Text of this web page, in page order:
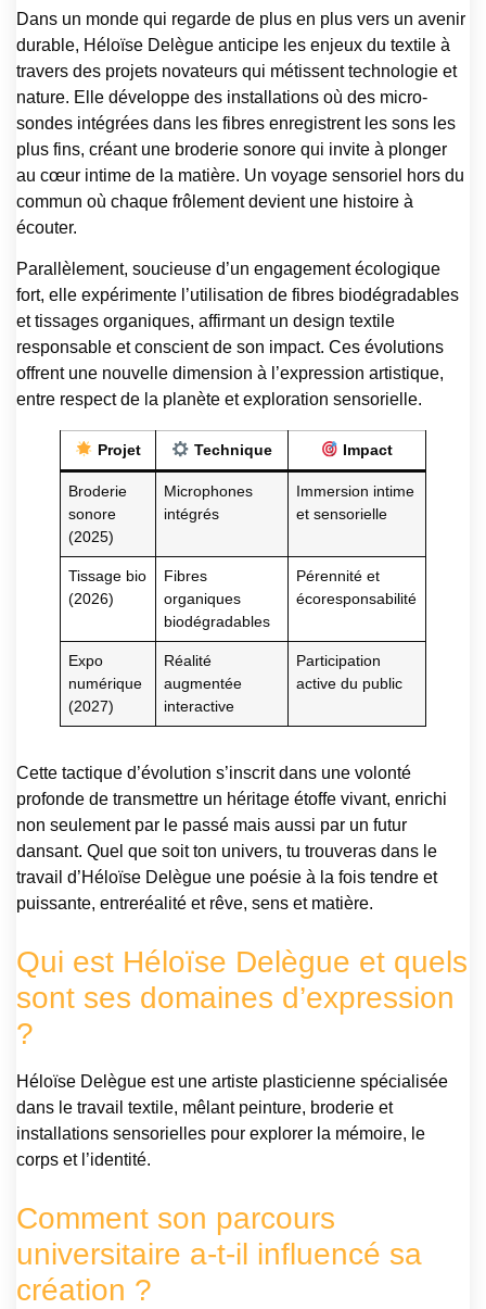
Dans un monde qui regarde de plus en plus vers un avenir
durable, Héloïse Delègue anticipe les enjeux du textile à
travers des projets novateurs qui métissent technologie et
nature. Elle développe des installations où des micro-
sondes intégrées dans les fibres enregistrent les sons les
plus fins, créant une broderie sonore qui invite à plonger
au cœur intime de la matière. Un voyage sensoriel hors du
commun où chaque frôlement devient une histoire à
écouter.
Parallèlement, soucieuse d’un engagement écologique
fort, elle expérimente l’utilisation de fibres biodégradables
et tissages organiques, affirmant un design textile
responsable et conscient de son impact. Ces évolutions
offrent une nouvelle dimension à l’expression artistique,
entre respect de la planète et exploration sensorielle.
Projet Technique Impact
Broderie
sonore
(2025)
Microphones
intégrés
Immersion intime
et sensorielle
Tissage bio
(2026)
Fibres
organiques
biodégradables
Pérennité et
écoresponsabilité
Expo
numérique
(2027)
Réalité
augmentée
interactive
Participation
active du public
Cette tactique d’évolution s’inscrit dans une volonté
profonde de transmettre un héritage étoffe vivant, enrichi
non seulement par le passé mais aussi par un futur
dansant. Quel que soit ton univers, tu trouveras dans le
travail d’Héloïse Delègue une poésie à la fois tendre et
puissante, entreréalité et rêve, sens et matière.
Qui est Héloïse Delègue et quels
sont ses domaines d’expression
?
Héloïse Delègue est une artiste plasticienne spécialisée
dans le travail textile, mêlant peinture, broderie et
installations sensorielles pour explorer la mémoire, le
corps et l’identité.
Comment son parcours
universitaire a-t-il influencé sa
création ?